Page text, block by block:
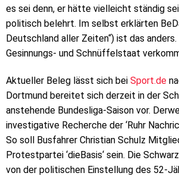
es sei denn, er hätte vielleicht ständig
politisch belehrt. Im selbst erklärten
Deutschland aller Zeiten“) ist das
Gesinnungs- und Schnüffelstaat
Aktueller Beleg lässt sich bei Sport.de
Dortmund bereitet sich derzeit in der
anstehende Bundesliga-Saison vor.
investigative Recherche der ‘Ruhr
So soll Busfahrer Christian Schulz
Protestpartei ‘dieBasis‘ sein. Die
von der politischen Einstellung des 52-